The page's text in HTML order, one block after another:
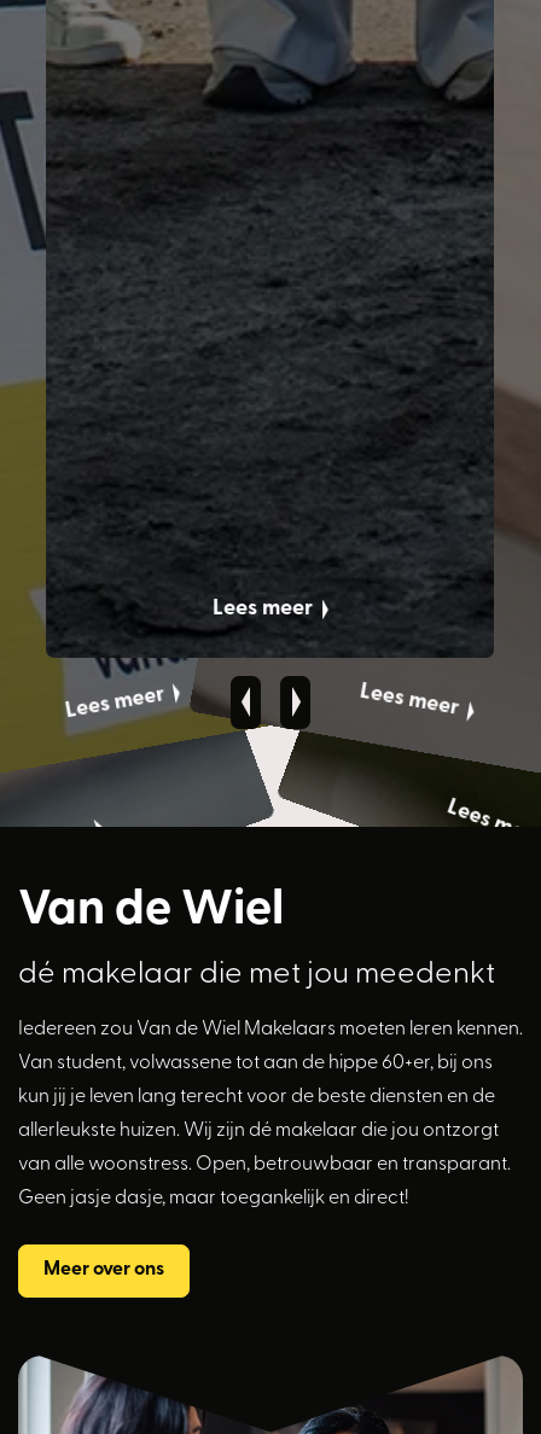
Lees meer
Lees meer
Lees meer
Lees
Van de Wiel
dé makelaar die met jou meedenkt
Iedereen zou Van de Wiel Makelaars moeten leren kennen.
Van student, volwassene tot aan de hippe 60+er, bij ons
kun jij je leven lang terecht voor de beste diensten en de
allerleukste huizen. Wij zijn dé makelaar die jou ontzorgt
van alle woonstress. Open, betrouwbaar en transparant.
Geen jasje dasje, maar toegankelijk en direct!
Meer over ons